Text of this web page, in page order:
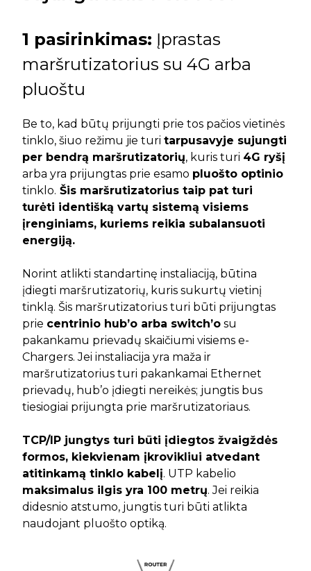
1 pasirinkimas: Įprastas
maršrutizatorius su 4G arba
pluoštu
Be to, kad būtų prijungti prie tos pačios vietinės
tinklo, šiuo režimu jie turi tarpusavyje sujungti
per bendrą maršrutizatorių, kuris turi 4G ryšį
arba yra prijungtas prie esamo pluošto optinio
tinklo. Šis maršrutizatorius taip pat turi
turėti identišką vartų sistemą visiems
įrenginiams, kuriems reikia subalansuoti
energiją.
Norint atlikti standartinę instaliaciją, būtina
įdiegti maršrutizatorių, kuris sukurtų vietinį
tinklą. Šis maršrutizatorius turi būti prijungtas
prie centrinio hub’o arba switch’o su
pakankamu prievadų skaičiumi visiems e-
Chargers. Jei instaliacija yra maža ir
maršrutizatorius turi pakankamai Ethernet
prievadų, hub’o įdiegti nereikės; jungtis bus
tiesiogiai prijungta prie maršrutizatoriaus.
TCP/IP jungtys turi būti įdiegtos žvaigždės
formos, kiekvienam įkrovikliui atvedant
atitinkamą tinklo kabelį. UTP kabelio
maksimalus ilgis yra 100 metrų. Jei reikia
didesnio atstumo, jungtis turi būti atlikta
naudojant pluošto optiką.